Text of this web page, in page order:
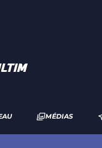
MÉDIAS